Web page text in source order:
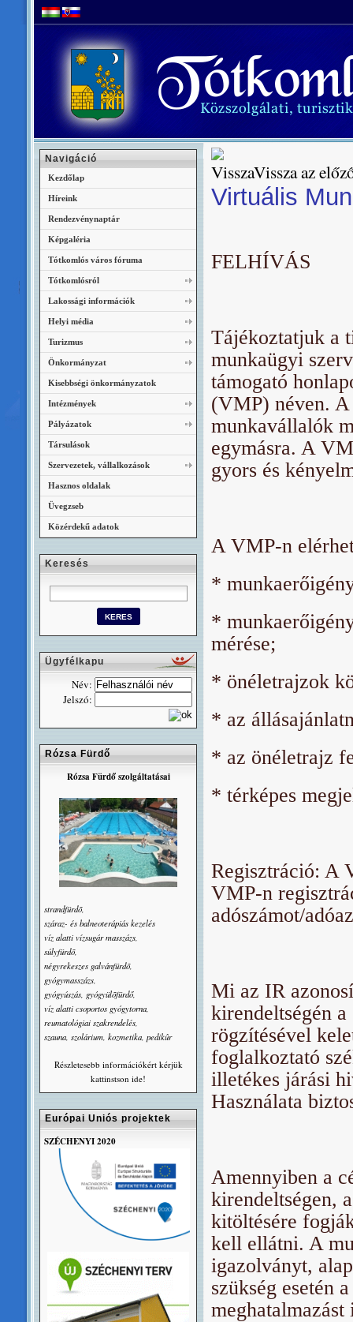
Vissza az
Virtuális
FELHÍVÁS
Tájékoztatjuk a
munkaügyi
támogató
(VMP) néven.
munkavállalók
egymásra. A
gyors és
A VMP-n
*
*
mérése;
* önéletrajzok
* az
* az önéletrajz
* térképes
Regisztráció: A
VMP-n
adószámot/
Mi az IR
kirendeltségén
rögzítésével
foglalkoztató
illetékes járási
Használata
Amennyiben a
kirendeltségen,
kitöltésére
kell ellátni. A
igazolványt,
szükség esetén
meghatalmazást
Navigáció
Kezdőlap
Híreink
Rendezvénynaptár
Képgaléria
Tótkomlós város fóruma
Tótkomlósról
Lakossági információk
Helyi média
Turizmus
Önkormányzat
Kisebbségi önkormányzatok
Intézmények
Pályázatok
Társulások
Szervezetek, vállalkozások
Hasznos oldalak
Üvegzseb
Közérdekű adatok
Keresés
Ügyfélkapu
Név:
Jelszó:
Rózsa Fürdő
Rózsa Fürdő szolgáltatásai
strandfürdõ,
száraz- és balneoterápiás kezelés
víz alatti vízsugár masszázs,
súlyfürdõ,
négyrekeszes galvánfürdõ,
gyógymasszázs,
gyógyúszás, gyógyülõfürdő,
víz alatti csoportos gyógytorna,
reumatológiai szakrendelés,
szauna, szolárium, kozmetika, pedikûr
Részletesebb információkért kérjük
kattinstson ide!
Európai Uniós projektek
SZÉCHENYI 2020